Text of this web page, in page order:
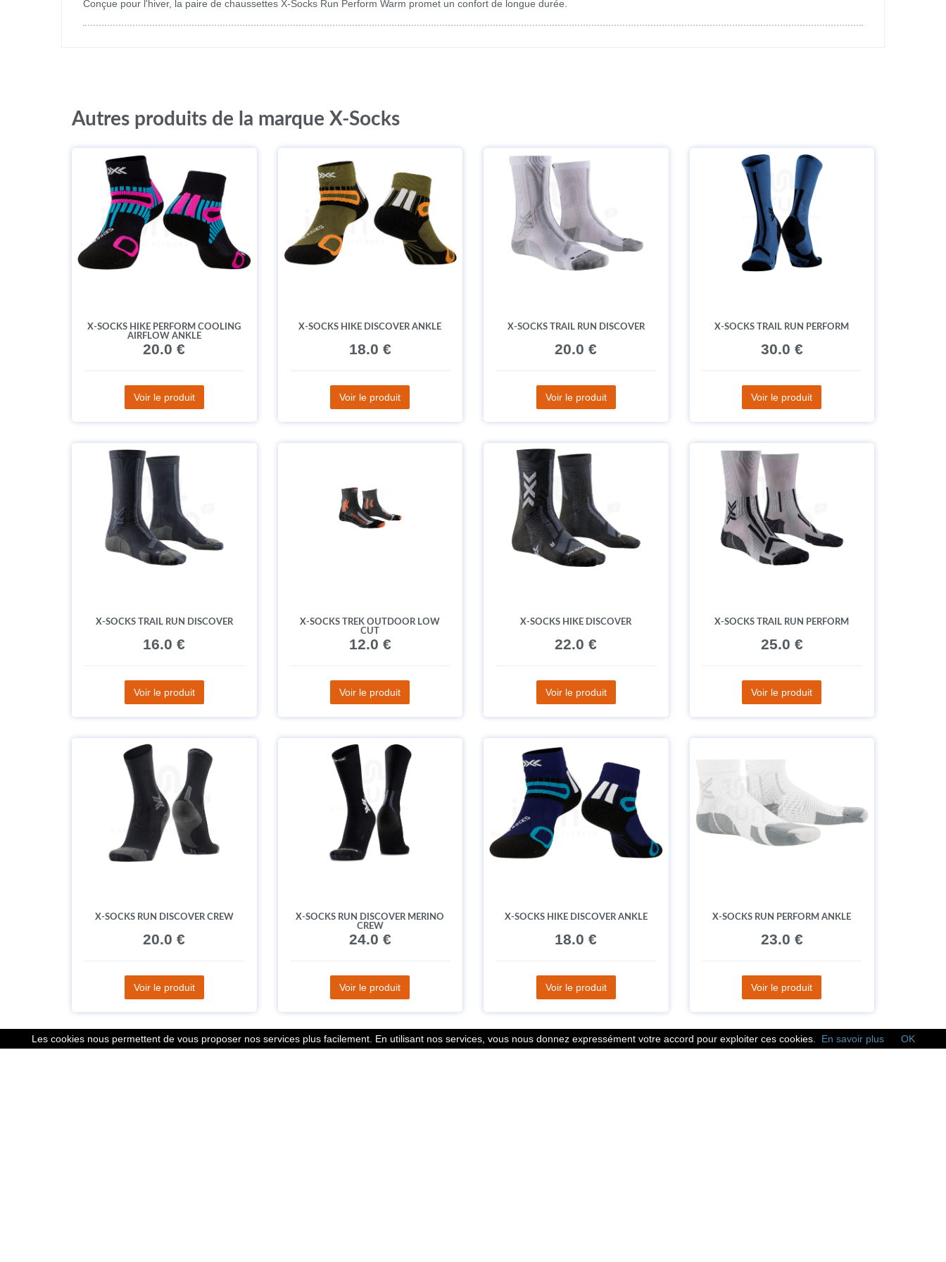
Conçue pour l'hiver, la paire de chaussettes X-Socks Run Perform Warm promet un confort de longue durée.
Autres produits de la marque X-Socks
X-SOCKS HIKE PERFORM COOLING
AIRFLOW ANKLE
20.0 €
Voir le produit
X-SOCKS HIKE DISCOVER ANKLE
18.0 €
Voir le produit
X-SOCKS TRAIL RUN DISCOVER
20.0 €
Voir le produit
X-SOCKS TRAIL RUN PERFORM
30.0 €
Voir le produit
X-SOCKS TRAIL RUN DISCOVER
16.0 €
Voir le produit
X-SOCKS TREK OUTDOOR LOW
CUT
12.0 €
Voir le produit
X-SOCKS HIKE DISCOVER
22.0 €
Voir le produit
X-SOCKS TRAIL RUN PERFORM
25.0 €
Voir le produit
X-SOCKS RUN DISCOVER CREW
20.0 €
Voir le produit
X-SOCKS RUN DISCOVER MERINO
CREW
24.0 €
Voir le produit
X-SOCKS HIKE DISCOVER ANKLE
18.0 €
Voir le produit
X-SOCKS RUN PERFORM ANKLE
23.0 €
Voir le produit
Les cookies nous permettent de vous proposer nos services plus facilement. En utilisant nos services, vous nous donnez expressément votre accord pour exploiter ces cookies. En savoir plus OK